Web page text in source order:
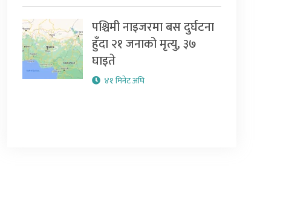
पश्चिमी नाइजरमा बस दुर्घटना
हुँदा २१ जनाको मृत्यु, ३७
घाइते
४१ मिनेट अघि